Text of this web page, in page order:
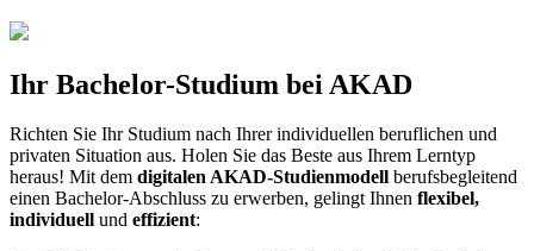
Ihr Bachelor-Studium bei AKAD
Richten Sie Ihr Studium nach Ihrer individuellen beruflichen und
privaten Situation aus. Holen Sie das Beste aus Ihrem Lerntyp
heraus! Mit dem digitalen AKAD-Studienmodell berufsbegleitend
einen Bachelor-Abschluss zu erwerben, gelingt Ihnen flexibel,
individuell und effizient: